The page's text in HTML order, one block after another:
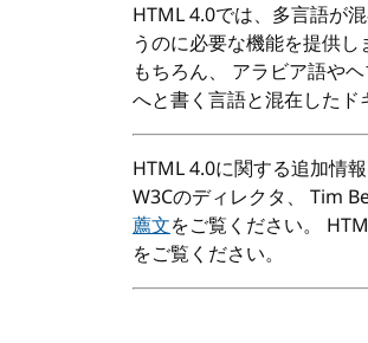
HTML4.0では、多言語が
うのに必要な機能を提供し
もちろん、 アラビア語や
へと書く言語と混在したド
HTML4.0に関する追加情
W3Cのディレクタ、 Tim
薦文をご覧ください。
をご覧ください。